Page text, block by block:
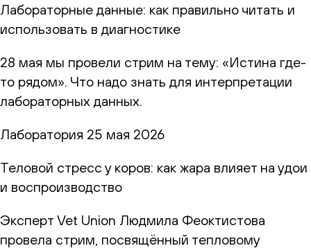
Лабораторные данные: как правильно читать и
использовать в диагностике
28 мая мы провели стрим на тему: «Истина где-
то рядом». Что надо знать для интерпретации
лабораторных данных.
Лаборатория 25 мая 2026
Теловой стресс у коров: как жара влияет на удои
и воспроизводство
Эксперт Vet Union Людмила Феоктистова
провела стрим, посвящённый тепловому